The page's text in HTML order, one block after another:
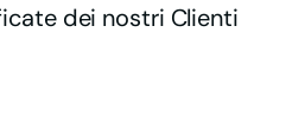
dei nostri Clienti